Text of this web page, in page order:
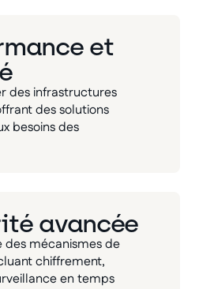
et
des infrastructures
des solutions
besoins des
avancée
des mécanismes de
chiffrement,
en temps